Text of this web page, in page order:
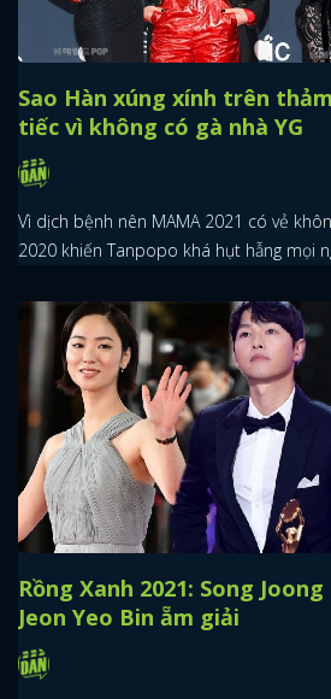
Sao Hàn xúng xính trên
tiếc vì không có gà nhà YG
Vì dịch bệnh nên MAMA 2021 có vẻ
2020 khiến Tanpopo khá hụt hẫng mọi
Rồng Xanh 2021: Song
Jeon Yeo Bin ẵm giải